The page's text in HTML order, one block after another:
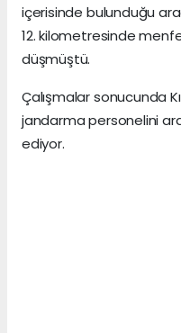
içerisinde bulunduğu
12. kilometresinde
düşmüştü.
Çalışmalar sonucunda
jandarma personelini
ediyor.